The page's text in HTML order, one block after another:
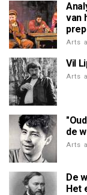
van
Arts
Vil
Arts
de
Arts
De
Het